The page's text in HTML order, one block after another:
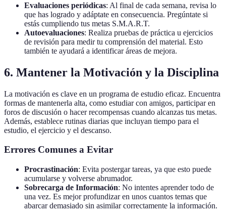
Evaluaciones periódicas: Al final de cada semana, revisa lo
que has logrado y adáptate en consecuencia. Pregúntate si
estás cumpliendo tus metas S.M.A.R.T.
Autoevaluaciones: Realiza pruebas de práctica u ejercicios
de revisión para medir tu comprensión del material. Esto
también te ayudará a identificar áreas de mejora.
6. Mantener la Motivación y la Disciplina
La motivación es clave en un programa de estudio eficaz. Encuentra
formas de mantenerla alta, como estudiar con amigos, participar en
foros de discusión o hacer recompensas cuando alcanzas tus metas.
Además, establece rutinas diarias que incluyan tiempo para el
estudio, el ejercicio y el descanso.
Errores Comunes a Evitar
Procrastinación: Evita postergar tareas, ya que esto puede
acumularse y volverse abrumador.
Sobrecarga de Información: No intentes aprender todo de
una vez. Es mejor profundizar en unos cuantos temas que
abarcar demasiado sin asimilar correctamente la información.